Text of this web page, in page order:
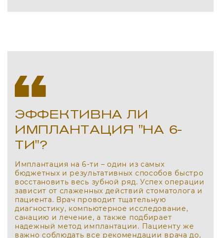
ЭФФЕКТИВНА ЛИ
ИМПЛАНТАЦИЯ "НА 6-
ТИ"?
Имплантация на 6-ти – один из самых
бюджетных и результативных способов быстро
восстановить весь зубной ряд. Успех операции
зависит от слаженных действий стоматолога и
пациента. Врач проводит тщательную
диагностику, компьютерное исследование,
санацию и лечение, а также подбирает
надежный метод имплантации. Пациенту же
важно соблюдать все рекомендации врача до,